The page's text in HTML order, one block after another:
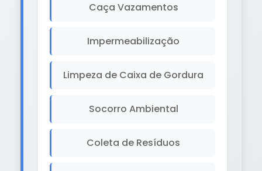
Caça Vazamentos
Impermeabilização
Limpeza de Caixa de Gordura
Socorro Ambiental
Coleta de Resíduos